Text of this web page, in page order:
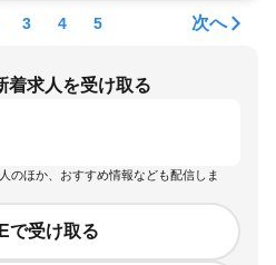
3 4 5 次へ
着求人を受け取る
のほか、おすすめ情報なども配信しま
で受け取る